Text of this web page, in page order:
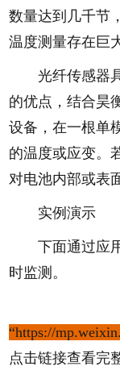
数量达到几千节
温度测量存在巨
光纤传感器具
的优点，结合昊
设备，在一根单
的温度或应变。
对电池内部或表
实例演示
下面通过应用
时监测。
“https://
点击链接查看完